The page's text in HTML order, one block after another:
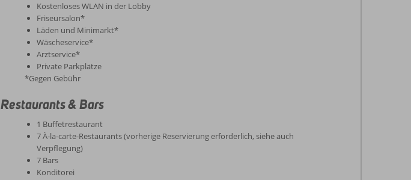
Kostenloses WLAN in der Lobby
Friseursalon*
Läden und Minimarkt*
Wäscheservice*
Arztservice*
Private Parkplätze
*Gegen Gebühr
Restaurants & Bars
1 Buffetrestaurant
7 À-la-carte-Restaurants (vorherige Reservierung erforderlich, siehe auch
Verpflegung)
7 Bars
Konditorei